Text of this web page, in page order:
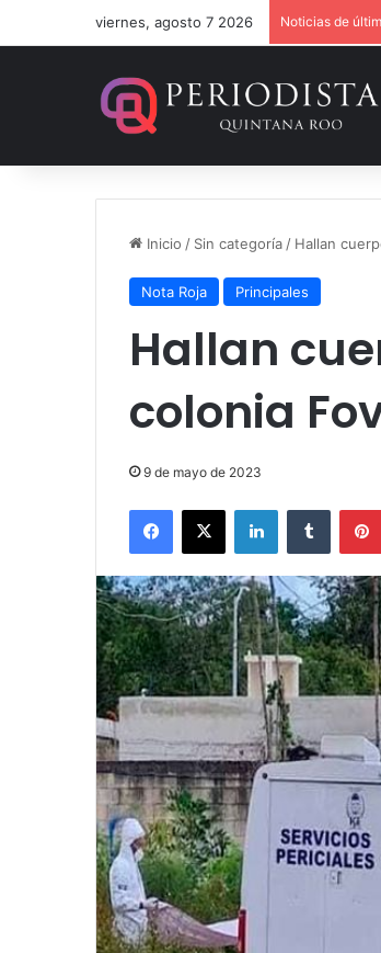
viernes, agosto 7 2026 Noticias de
Inicio / Sin categoría / Hallan
Nota Roja Principales
Hallan
colonia
9 de mayo de 2023
Facebook
X LinkedInTumblr